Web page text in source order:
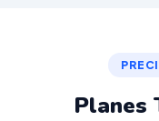
Planes